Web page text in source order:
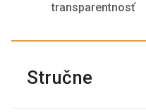
transparentnosť
Stručne